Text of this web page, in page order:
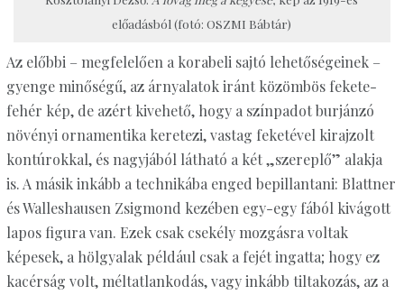
előadásból (fotó: OSZMI Bábtár)
Az előbbi – megfelelően a korabeli sajtó lehetőségeinek –
gyenge minőségű, az árnyalatok iránt közömbös fekete-
fehér kép, de azért kivehető, hogy a színpadot burjánzó
növényi ornamentika keretezi, vastag feketével kirajzolt
kontúrokkal, és nagyjából látható a két „szereplő” alakja
is. A másik inkább a technikába enged bepillantani: Blattner
és Walleshausen Zsigmond kezében egy-egy fából kivágott
lapos figura van. Ezek csak csekély mozgásra voltak
képesek, a hölgyalak például csak a fejét ingatta; hogy ez
kacérság volt, méltatlankodás, vagy inkább tiltakozás, az a